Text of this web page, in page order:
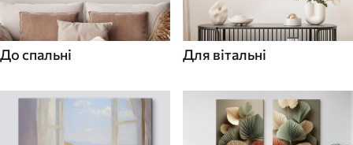
До спальні Для вітальні